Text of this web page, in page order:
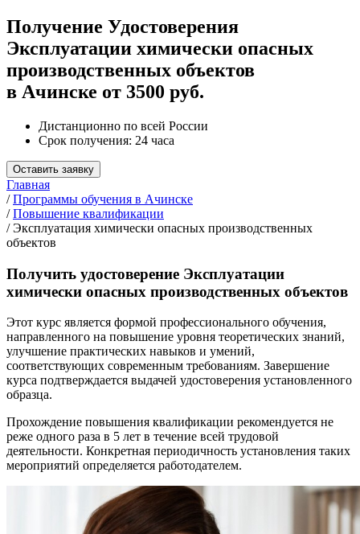
Получение Удостоверения
Эксплуатации химически опасных
производственных объектов
в Ачинске от 3500 руб.
Дистанционно по всей России
Срок получения: 24 часа
Оставить заявку
Главная
/Программы обучения в Ачинске
/Повышение квалификации
/Эксплуатация химически опасных производственных
объектов
Получить удостоверение Эксплуатации
химически опасных производственных объектов
Этот курс является формой профессионального обучения,
направленного на повышение уровня теоретических знаний,
улучшение практических навыков и умений,
соответствующих современным требованиям. Завершение
курса подтверждается выдачей удостоверения установленного
образца.
Прохождение повышения квалификации рекомендуется не
реже одного раза в 5 лет в течение всей трудовой
деятельности. Конкретная периодичность установления таких
мероприятий определяется работодателем.